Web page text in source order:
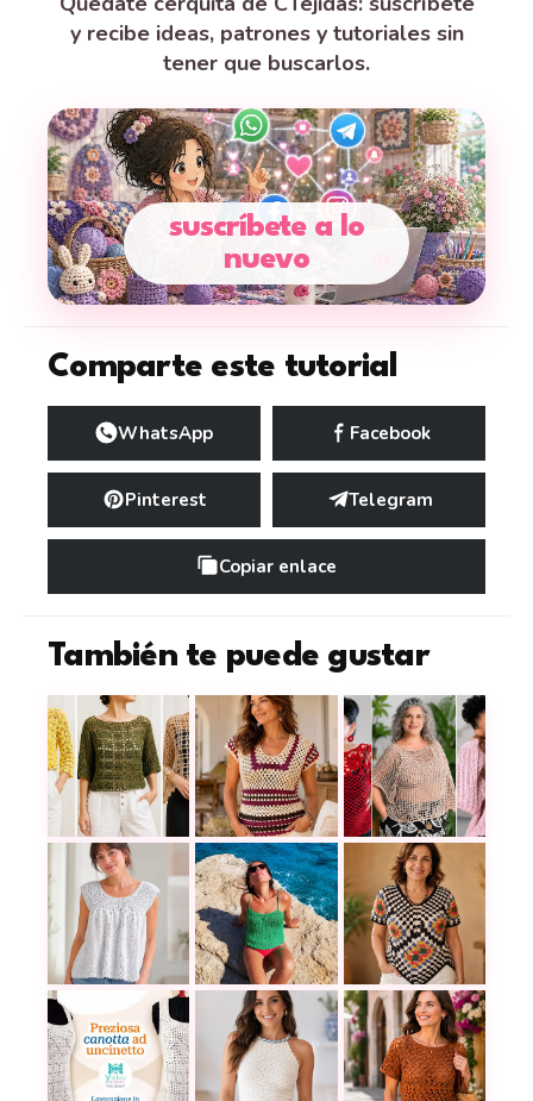
y recibe ideas, patrones y tutoriales sin
tener que buscarlos.
suscríbete a lo
nuevo
Comparte este tutorial
WhatsApp Facebook
Pinterest Telegram
Copiar enlace
También te puede gustar
Blusas caladas a crochet para llenar tus días de
Aprende a tejer una camiseta
Blusas a crochet
Blusa tupida a dos agujas para primavera,
Cómo tejer un top de tirantes a
Cómo tejer una